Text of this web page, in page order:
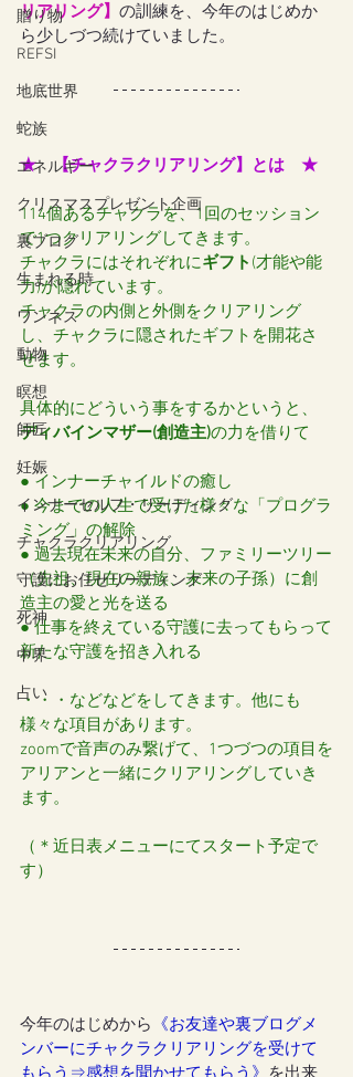
贈り物
REFSI
地底世界
蛇族
エネルギー
クリスマスプレゼント企画
裏ブログ
生まれる時
ワンネス
動物
瞑想
師匠
妊娠
インナーセルフ・リーディング
チャクラクリアリング
守護にお任せリーディング
死神
中界
占い
リアリング】 の訓練を、今年のはじめか
ら少しづつ続けていました。
★　【チャクラクリアリング】とは　★
114個あるチャクラを、1回のセッション
で1つクリアリングしてきます。
チャクラにはそれぞれにギフト (才能や能
力)が隠れています。
チャクラの内側と外側をクリアリング
し、チャクラに隠されたギフトを開花さ
せます。
具体的にどういう事をするかというと、
ディバインマザー(創造主)の力を借りて
● インナーチャイルドの癒し
● 今までの人生で受けた様々な「プログラ
ミング」の解除
● 過去現在未来の自分、ファミリーツリー
（先祖、現在の親族、未来の子孫）に創
造主の愛と光を送る
● 仕事を終えている守護に去ってもらって
新たな守護を招き入れる
・・・などなどをしてきます。他にも
様々な項目があります。
zoomで音声のみ繋げて、1つづつの項目を
アリアンと一緒にクリアリングしていき
ます。
（＊近日表メニューにてスタート予定で
す）
今年のはじめから 《お友達や裏ブログメ
ンバーにチャクラクリアリングを受けて